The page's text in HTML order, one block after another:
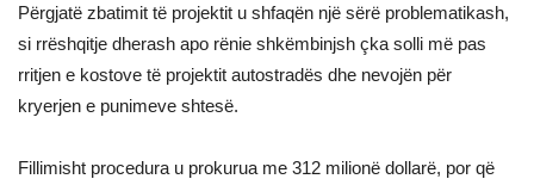
Përgjatë zbatimit të projektit u shfaqën një sërë problematikash,
si rrëshqitje dherash apo rënie shkëmbinjsh çka solli më pas
rritjen e kostove të projektit autostradës dhe nevojën për
kryerjen e punimeve shtesë.
Fillimisht procedura u prokurua me 312 milionë dollarë, por që